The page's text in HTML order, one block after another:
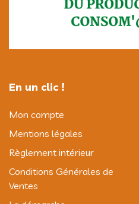
En un clic !
Mon compte
Mentions légales
Règlement intérieur
Conditions Générales de
Ventes